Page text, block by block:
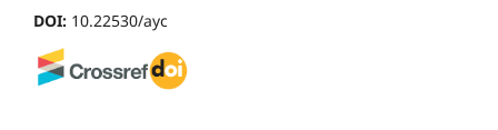
DOI: 10.22530/ayc